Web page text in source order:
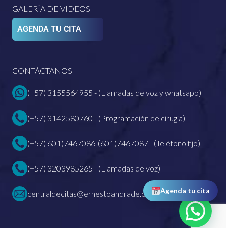
Agenda tu cita
GALERÍA DE VIDEOS
AGENDA TU CITA
CONTÁCTANOS
(+57) 3155564955 - (Llamadas de voz y whatsapp)
(+57) 3142580760 - (Programación de cirugía)
(+57) 601)7467086-(601)7467087 - (Teléfono fijo)
(+57) 3203985265 - (Llamadas de voz)
centraldecitas@ernestoandrade.com